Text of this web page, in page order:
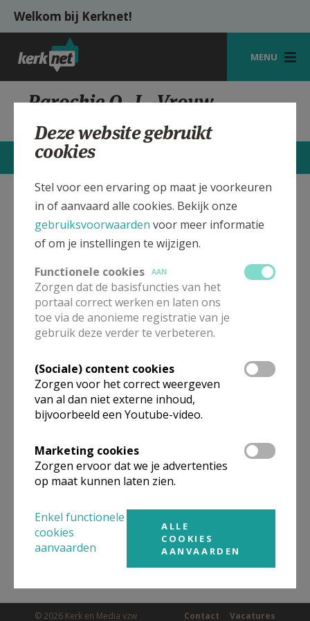
Overslaan en naar de inhoud gaan
Welkom bij Kerknet!
MENU
STARTPAGINA
VIERINGEN
SHOP
ZOEKEN
HULP
MIJN PAROCHIE
AANMELDEN OF REGISTREREN
Parochie O.-L.-Vrouw,
Kortenberg
CONTACTEN
Verbergen
O.-L.-Vrouw kerk Kortenberg
in deze kerk, het adres van de kerk, alsook een lijst met
kerken in de buurt.
ALLE DETAILS TONEN
Omgeving
Niet gevonden wat je zocht? Hier vind je
links naar kerken, eventueel van andere
organisaties, in de buurt.
© 2026 Kerk en Media vzw Vacatures
Contact
Deze website gebruikt
cookies
Stel voor een ervaring op maat je voorkeuren
in of aanvaard alle cookies. Bekijk onze
gebruiksvoorwaarden voor meer informatie
of om je instellingen te wijzigen.
Functionele cookies
AAN
Zorgen dat de basisfuncties van het
portaal correct werken en laten ons
toe via de anonieme registratie van je
gebruik deze verder te verbeteren.
(Sociale) content cookies
Zorgen voor het correct weergeven
van al dan niet externe inhoud,
bijvoorbeeld een Youtube-video.
Marketing cookies
Zorgen ervoor dat we je advertenties
op maat kunnen laten zien.
Enkel functionele
cookies
aanvaarden
ALLE
COOKIES
AANVAARDEN